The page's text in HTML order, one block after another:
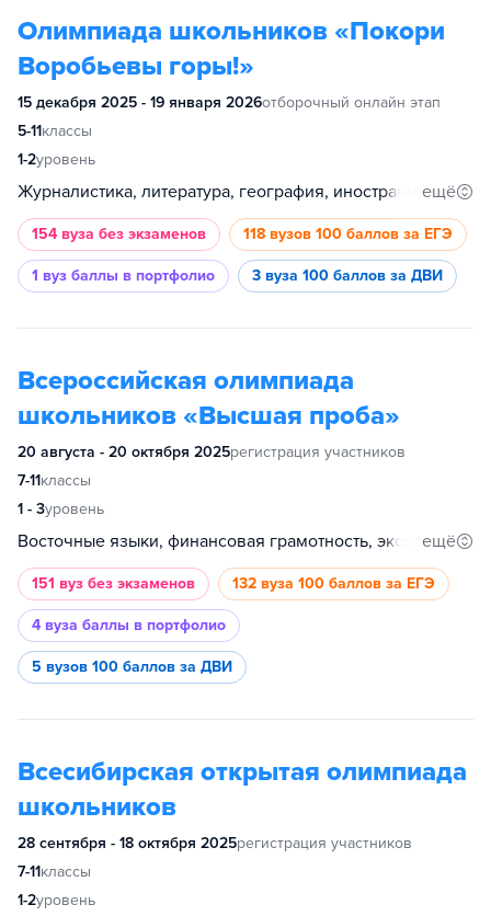
Олимпиада школьников «Покори
Воробьевы горы!»
15 декабря 2025 - 19 января 2026отборочный онлайн этап
5-11классы
1-2уровень
Журналистика, литература, география, иностранный язык, обществознание, история, физика, математика
ещё
154 вуза без экзаменов 118 вузов 100 баллов за ЕГЭ
1 вуз баллы в портфолио 3 вуза 100 баллов за ДВИ
Всероссийская олимпиада
школьников «Высшая проба»
20 августа - 20 октября 2025регистрация участников
7-11классы
1 - 3уровень
Восточные языки, финансовая грамотность, экономика, культурология, биология, математика, информатика, обществознание, русский язык, история, иностранный язык, основы бизнеса, психология, философия, востоковедение и африканистика, инженерные науки, физика, социология, анализ данных, химия, промышленное программирование, международные отношения, история искусств, география, филология, право, журналистика, дизайн
ещё
151 вуз без экзаменов 132 вуза 100 баллов за ЕГЭ
4 вуза баллы в портфолио
5 вузов 100 баллов за ДВИ
Всесибирская открытая олимпиада
школьников
28 сентября - 18 октября 2025регистрация участников
7-11классы
1-2уровень